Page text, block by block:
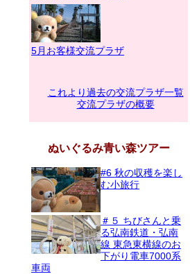
5月お客様交流プラザ
これより過去の交流プラザ一覧
交流プラザの概要
ぬいぐるみ青い森ツアー
#6 秋の収穫を楽し
む小旅行
＃５ ちびさんと乗
る弘南鉄道・弘南
線 東急東横線のお
下がり電車7000系
車両